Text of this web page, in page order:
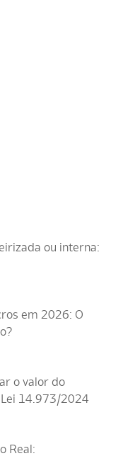
ou interna:
em 2026: O
o valor do
14.973/2024
Real: